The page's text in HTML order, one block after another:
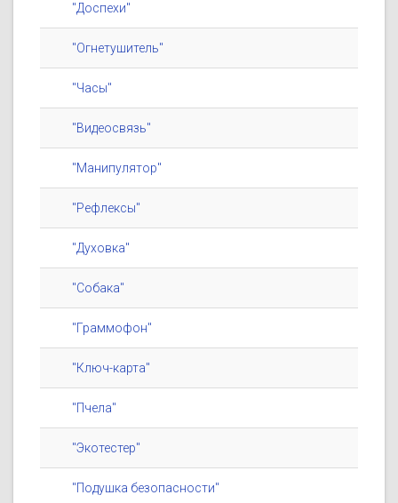
"Доспехи"
"Огнетушитель"
"Часы"
"Видеосвязь"
"Манипулятор"
"Рефлексы"
"Духовка"
"Собака"
"Граммофон"
"Ключ-карта"
"Пчела"
"Экотестер"
"Подушка безопасности"